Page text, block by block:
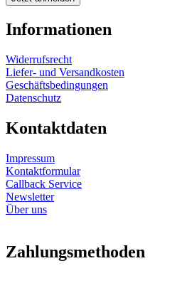
Informationen
Widerrufsrecht
Liefer- und Versandkosten
Geschäftsbedingungen
Datenschutz
Kontaktdaten
Impressum
Kontaktformular
Callback Service
Newsletter
Über uns
Zahlungsmethoden